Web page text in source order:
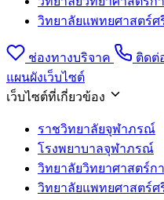
วิทยาลัยแพทยศาสตร์
ช่องทางบริจาค
ติดต่
แผนผังเว็บไซต์
เว็บไซต์ที่เกี่ยวข้อง
ราชวิทยาลัยจุฬาภรณ์
โรงพยาบาลจุฬาภรณ์
วิทยาลัยวิทยาศาสตร์ก
วิทยาลัยแพทยศาสตร์